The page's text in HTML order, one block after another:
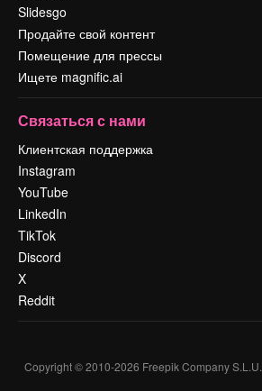
Slidesgo
Продайте свой контент
Помещение для прессы
Ищете magnific.ai
Связаться с нами
Клиентская поддержка
Instagram
YouTube
LinkedIn
TikTok
Discord
X
Reddit
Copyright © 2010-2026 Freepik Company S.L.U.